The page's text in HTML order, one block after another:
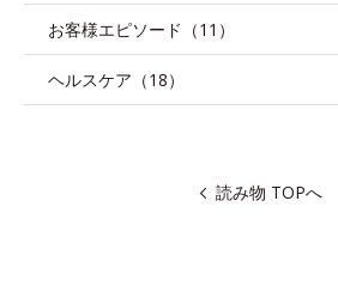
お客様エピソード（11）
ヘルスケア（18）
読み物 TOPへ